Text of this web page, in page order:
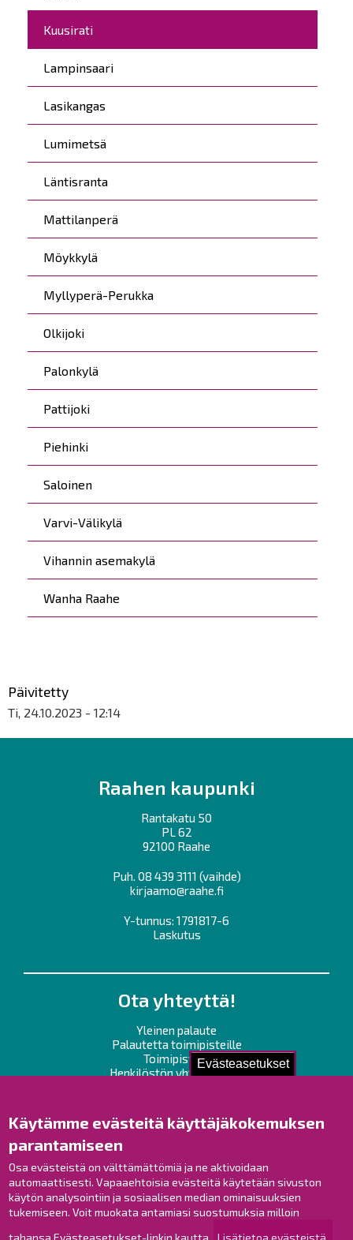
Evästeasetukset
Käytämme evästeitä käyttäjäkokemuksen
parantamiseen
Osa evästeistä on välttämättömiä ja ne aktivoidaan
automaattisesti. Vapaaehtoisia evästeitä käytetään sivuston
käytön analysointiin ja sosiaalisen median ominaisuuksien
tukemiseen. Voit muokata antamiasi suostumuksia milloin
tahansa Evästeasetukset-linkin kautta.
Lisätietoa evästeistä.
Kuusirati
Lampinsaari
Lasikangas
Lumimetsä
Läntisranta
Mattilanperä
Möykkylä
Myllyperä-Perukka
Olkijoki
Palonkylä
Pattijoki
Piehinki
Saloinen
Varvi-Välikylä
Vihannin asemakylä
Wanha Raahe
Päivitetty
Ti, 24.10.2023 - 12:14
Raahen kaupunki
Rantakatu 50
PL 62
92100 Raahe
Puh. 08 439 3111 (vaihde)
kirjaamo@raahe.fi
Y-tunnus: 1791817-6
Laskutus
Ota yhteyttä!
Yleinen palaute
Palautetta toimipisteille
Toimipisteet
Henkilöstön yhteystiedot
Raahe Facebookissa
Raahe Instagramissa
Raahe LinkedInissä
Raahe YouTubessa